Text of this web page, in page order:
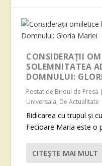
CONSIDERAŢII
SOLEMNITATEA
DOMNULUI:
Postat de Biroul de Presă |
Universala, De Actualitate
Ridicarea cu trupul şi
Fecioare Maria este o
CITEŞTE MAI MULT